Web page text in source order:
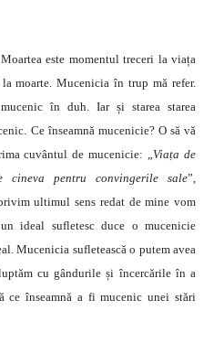
este momentul treceri la viața
moarte. Mucenicia în trup mă refer.
în duh. Iar și starea starea
Ce înseamnă mucenicie? O să vă
cuvântul de mucenicie: „Viața de
cineva pentru convingerile sale”,
ultimul sens redat de mine vom
ideal sufletesc duce o mucenicie
Mucenicia sufletească o putem avea
cu gândurile și încercările în a
înseamnă a fi mucenic unei stări